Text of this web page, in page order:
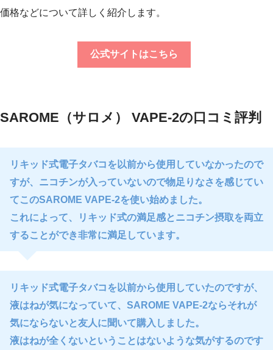
価格などについて詳しく紹介します。
公式サイトはこちら
SAROME（サロメ） VAPE-2の口コミ評判
リキッド式電子タバコを以前から使用していなかったので
すが、ニコチンが入っていないので物足りなさを感じてい
てこのSAROME VAPE-2を使い始めました。
これによって、リキッド式の満足感とニコチン摂取を両立
することができ非常に満足しています。
リキッド式電子タバコを以前から使用していたのですが、
液はねが気になっていて、SAROME VAPE-2ならそれが
気にならないと友人に聞いて購入しました。
液はねが全くないということはないような気がするのです